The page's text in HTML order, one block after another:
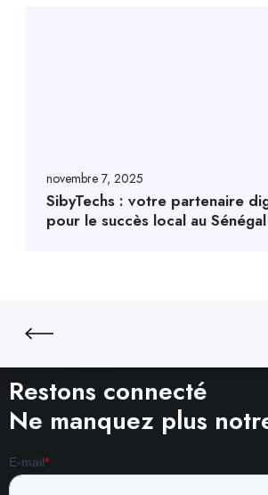
novembre 7, 2025
SibyTechs : votre partenaire
pour le succès local au Sénégal
Restons connecté
Ne manquez plus